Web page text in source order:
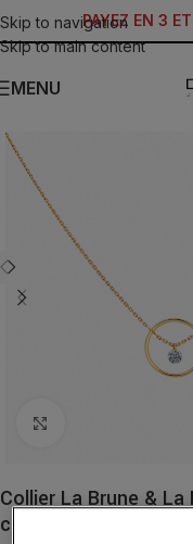
Skip to navigation
Skip to main content
PAYEZ EN 3
MENU
Collier La Brune &
ct Or Jaune